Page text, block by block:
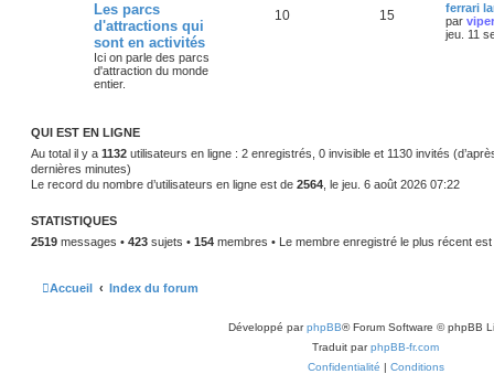
Les parcs
d'attractions qui
sont en activités
Ici on parle des parcs
d'attraction du monde
entier.
10 15
ferrari
par
jeu. 11
QUI EST EN LIGNE
Au total il y a 1132 utilisateurs en ligne : 2 enregistrés, 0 invisible et 1130 invités
dernières minutes)
Le record du nombre d’utilisateurs en ligne est de 2564 , le jeu. 6 août 2026 07:22
STATISTIQUES
2519 messages • 423 sujets • 154 membres • Le membre enregistré le plus récent est
Accueil Index du forum
Développé parphpBB® Forum Software © phpBB
Traduit parphpBB-fr.com
Confidentialité | Conditions